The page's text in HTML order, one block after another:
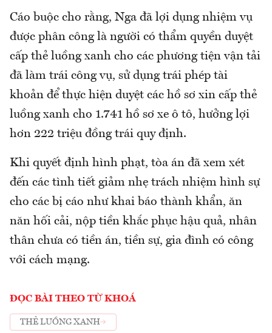
Cáo buộc cho rằng, Nga đã lợi dụng nhiệm vụ
được phân công là người có thẩm quyền duyệt
cấp thẻ luồng xanh cho các phương tiện vận tải
đã làm trái công vụ, sử dụng trái phép tài
khoản để thực hiện duyệt các hồ sơ xin cấp thẻ
luồng xanh cho 1.741 hồ sơ xe ô tô, hưởng lợi
hơn 222 triệu đồng trái quy định.
Khi quyết định hình phạt, tòa án đã xem xét
đến các tình tiết giảm nhẹ trách nhiệm hình sự
cho các bị cáo như khai báo thành khẩn, ăn
năn hối cải, nộp tiền khắc phục hậu quả, nhân
thân chưa có tiền án, tiền sự, gia đình có công
với cách mạng.
ĐỌC BÀI THEO TỪ KHOÁ
THẺ LUỒNG XANH